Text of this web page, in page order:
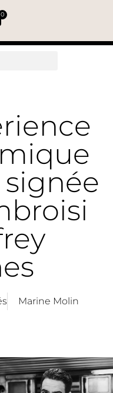
0
Marine Molin